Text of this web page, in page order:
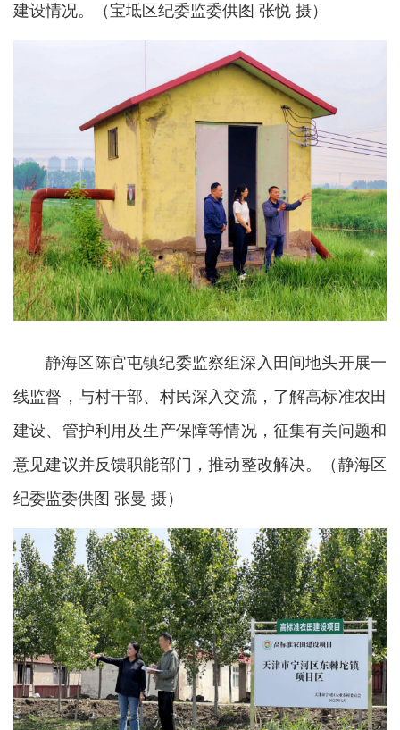
建设情况。
（宝坻区纪委监委供图 张悦 摄）
静海区陈官屯镇纪委监察组深入田间地头开展一
线监督，与村干部、村民深入交流，了解高标准农田
建设、管护利用及生产保障等情况，征集有关问题和
意见建议并反馈职能部门，推动整改解决。
（静海区
纪委监委供图 张曼 摄）